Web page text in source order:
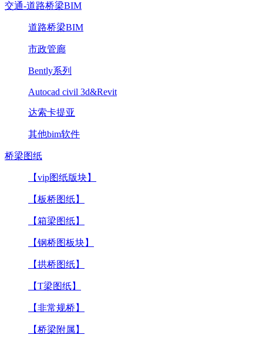
交通-道路桥梁BIM
道路桥梁BIM
市政管廊
Bently系列
Autocad civil 3d&Revit
达索卡提亚
其他bim软件
桥梁图纸
【vip图纸版块】
【板桥图纸】
【箱梁图纸】
【钢桥图板块】
【拱桥图纸】
【T梁图纸】
【非常规桥】
【桥梁附属】